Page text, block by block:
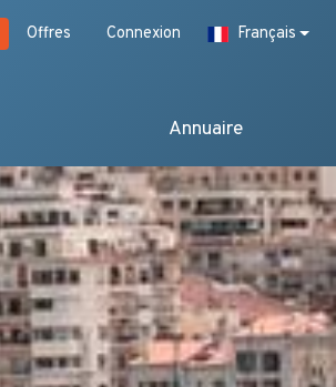
Offres Connexion Français
Annuaire